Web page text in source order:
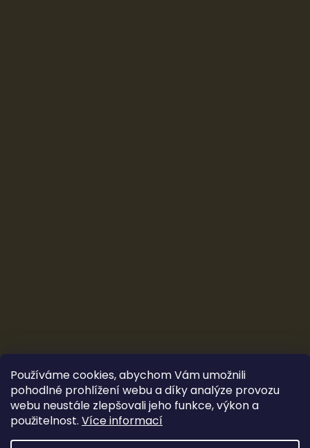
Používáme cookies, abychom Vám umožnili
pohodlné prohlížení webu a díky analýze provozu
webu neustále zlepšovali jeho funkce, výkon a
použitelnost. Více informací
Vytvořil Shoptet&Ludec